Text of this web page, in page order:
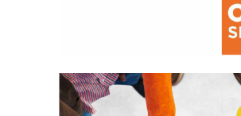
La prévention des conflits
d’intérêts